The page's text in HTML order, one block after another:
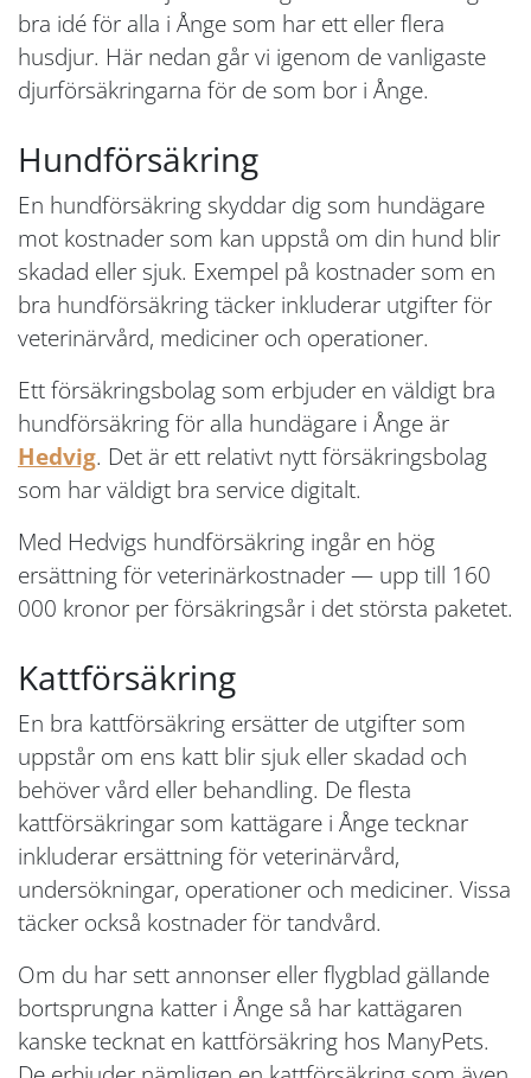
bra idé för alla i Ånge som har ett eller flera
husdjur. Här nedan går vi igenom de vanligaste
djurförsäkringarna för de som bor i Ånge.
Hundförsäkring
En hundförsäkring skyddar dig som hundägare
mot kostnader som kan uppstå om din hund blir
skadad eller sjuk. Exempel på kostnader som en
bra hundförsäkring täcker inkluderar utgifter för
veterinärvård, mediciner och operationer.
Ett försäkringsbolag som erbjuder en väldigt bra
hundförsäkring för alla hundägare i Ånge är
Hedvig. Det är ett relativt nytt försäkringsbolag
som har väldigt bra service digitalt.
Med Hedvigs hundförsäkring ingår en hög
ersättning för veterinärkostnader — upp till 160
000 kronor per försäkringsår i det största paketet.
Kattförsäkring
En bra kattförsäkring ersätter de utgifter som
uppstår om ens katt blir sjuk eller skadad och
behöver vård eller behandling. De flesta
kattförsäkringar som kattägare i Ånge tecknar
inkluderar ersättning för veterinärvård,
undersökningar, operationer och mediciner. Vissa
täcker också kostnader för tandvård.
Om du har sett annonser eller flygblad gällande
bortsprungna katter i Ånge så har kattägaren
kanske tecknat en kattförsäkring hos ManyPets.